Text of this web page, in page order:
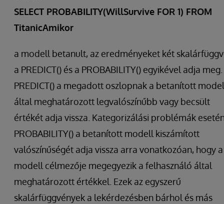
SELECT PROBABILITY(WillSurvive FOR 1) FROM
TitanicAmikor
a modell betanult, az eredményeket két
a PREDICT() és a PROBABILITY() egyikével adja meg.
PREDICT() a megadott oszlopnak a betanított
által meghatározott legvalószínűbb vagy becsült
értékét adja vissza. Kategorizálási problémák
PROBABILITY() a betanított modell kiszámított
valószínűségét adja vissza arra vonatkozóan, hogy a
modell célmezője megegyezik a felhasználó által
meghatározott értékkel. Ezek az egyszerű
skalárfüggvények a lekérdezésben bárhol és más